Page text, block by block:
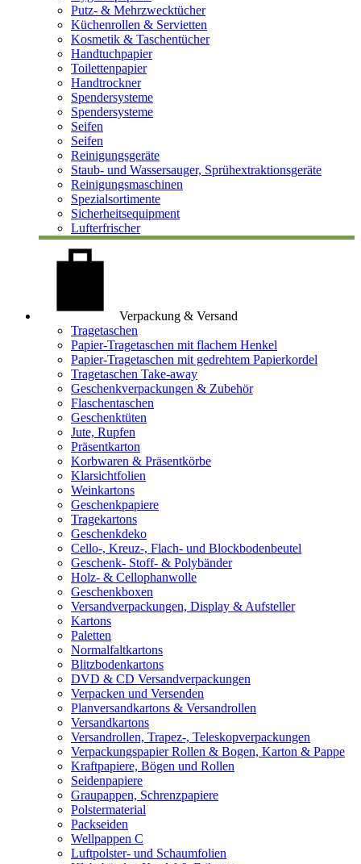
Putz- & Mehrzwecktücher
Küchenrollen & Servietten
Kosmetik & Taschentücher
Handtuchpapier
Toilettenpapier
Handtrockner
Spendersysteme
Spendersysteme
Seifen
Seifen
Reinigungsgeräte
Staub- und Wassersauger, Sprühextraktionsgeräte
Reinigungsmaschinen
Spezialsortimente
Sicherheitsequipment
Lufterfrischer
Verpackung & Versand
Tragetaschen
Papier-Tragetaschen mit flachem Henkel
Papier-Tragetaschen mit gedrehtem Papierkordel
Tragetaschen Take-away
Geschenkverpackungen & Zubehör
Flaschentaschen
Geschenktüten
Jute, Rupfen
Präsentkarton
Korbwaren & Präsentkörbe
Klarsichtfolien
Weinkartons
Geschenkpapiere
Tragekartons
Geschenkdeko
Cello-, Kreuz-, Flach- und Blockbodenbeutel
Geschenk- Stoff- & Polybänder
Holz- & Cellophanwolle
Geschenkboxen
Versandverpackungen, Display & Aufsteller
Kartons
Paletten
Normalfaltkartons
Blitzbodenkartons
DVD & CD Versandverpackungen
Verpacken und Versenden
Planversandkartons & Versandrollen
Versandkartons
Versandrollen, Trapez-, Teleskopverpackungen
Verpackungspapier Rollen & Bogen, Karton & Pappe
Kraftpapiere, Bögen und Rollen
Seidenpapiere
Graupappen, Schrenzpapiere
Polstermaterial
Packseiden
Wellpappen C
Luftpolster- und Schaumfolien